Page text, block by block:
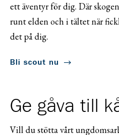
ett äventyr för dig. Där
runt elden och i tältet när
det på dig.
Bli scout nu
Ge gåva till
Vill du stötta vårt